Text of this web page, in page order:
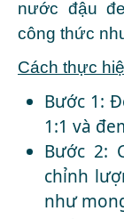
nước đậu
công thức
Cách thực
Bước 1:
1:1 và
Bước 2:
chỉnh
như